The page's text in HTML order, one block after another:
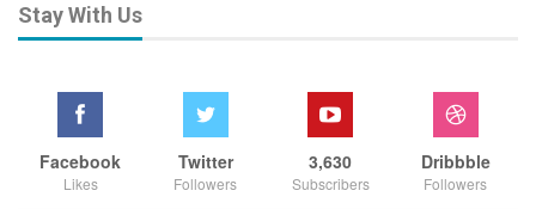
Stay With Us
Facebook
Likes
Twitter
Followers
3,630
Subscribers
Dribbble
Followers